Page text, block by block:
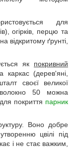
для
огірків, перцю та
відкритому ґрунті,
як покривний
каркас (дерев'яні,
своєї великої
50 можна
покриття парник
Воно добре
цвілі під
і не стає важким,